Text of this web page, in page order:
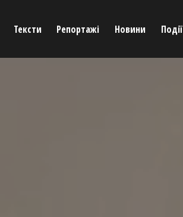
Тексти Репортажі Новини Події